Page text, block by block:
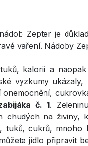
Zepter je
vaření. Nádoby
kalorií a
výzkumy
č. 1.
chudých na
cukrů,
jídlo